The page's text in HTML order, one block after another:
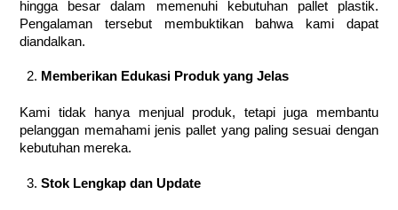
hingga besar dalam memenuhi kebutuhan pallet plastik.
Pengalaman tersebut membuktikan bahwa kami dapat
diandalkan.
Memberikan Edukasi Produk yang Jelas
Kami tidak hanya menjual produk, tetapi juga membantu
pelanggan memahami jenis pallet yang paling sesuai dengan
kebutuhan mereka.
Stok Lengkap dan Update